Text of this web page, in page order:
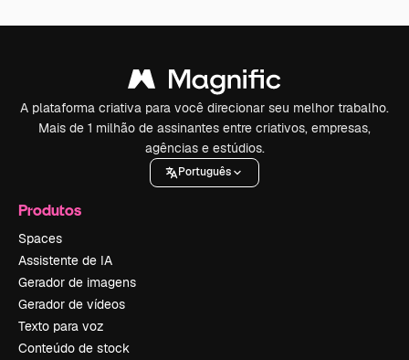
A plataforma criativa para você direcionar seu melhor trabalho.
Mais de 1 milhão de assinantes entre criativos, empresas,
agências e estúdios.
Português
Produtos
Spaces
Assistente de IA
Gerador de imagens
Gerador de vídeos
Texto para voz
Conteúdo de stock